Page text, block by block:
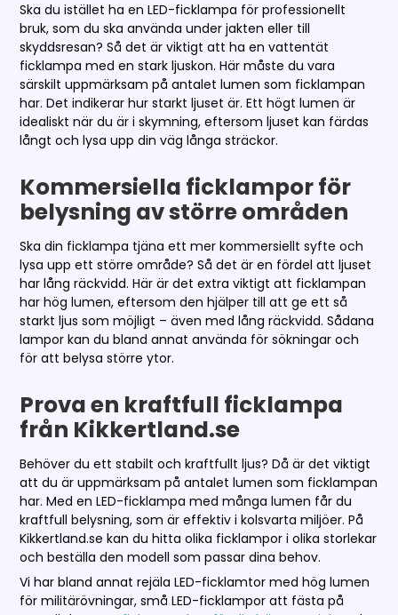
Ska du istället ha en LED-ficklampa för professionellt
bruk, som du ska använda under jakten eller till
skyddsresan? Så det är viktigt att ha en vattentät
ficklampa med en stark ljuskon. Här måste du vara
särskilt uppmärksam på antalet lumen som ficklampan
har. Det indikerar hur starkt ljuset är. Ett högt lumen är
idealiskt när du är i skymning, eftersom ljuset kan färdas
långt och lysa upp din väg långa sträckor.
Kommersiella ficklampor för
belysning av större områden
Ska din ficklampa tjäna ett mer kommersiellt syfte och
lysa upp ett större område? Så det är en fördel att ljuset
har lång räckvidd. Här är det extra viktigt att ficklampan
har hög lumen, eftersom den hjälper till att ge ett så
starkt ljus som möjligt – även med lång räckvidd. Sådana
lampor kan du bland annat använda för sökningar och
för att belysa större ytor.
Prova en kraftfull ficklampa
från Kikkertland.se
Behöver du ett stabilt och kraftfullt ljus? Då är det viktigt
att du är uppmärksam på antalet lumen som ficklampan
har. Med en LED-ficklampa med många lumen får du
kraftfull belysning, som är effektiv i kolsvarta miljöer. På
Kikkertland.se kan du hitta olika ficklampor i olika storlekar
och beställa den modell som passar dina behov.
Vi har bland annat rejäla LED-ficklamtor med hög lumen
för militärövningar, små LED-ficklampor att fästa på